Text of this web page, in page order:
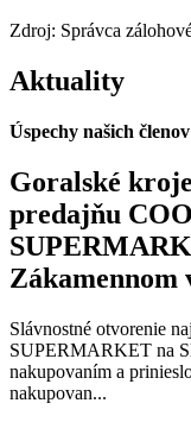
Zdroj: Správca
Aktuality
Úspechy našich členov
Goralské
predajňu
Slávnostné otvorenie
SUPERMARKET na
nakupovaním a
nakupovan...